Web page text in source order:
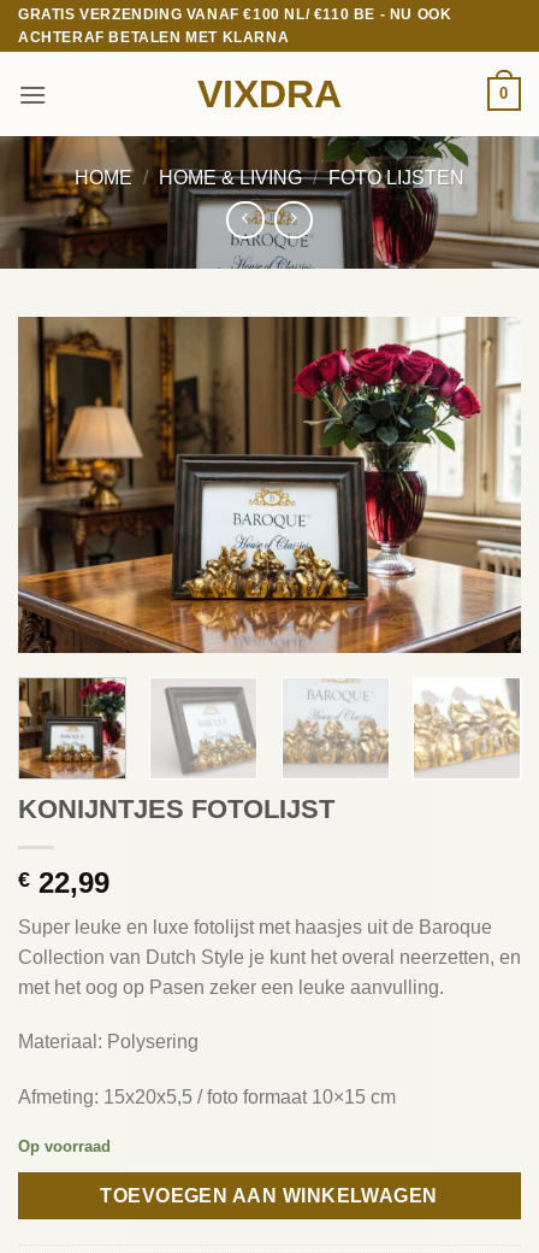
Ga
naar
GRATIS VERZENDING VANAF €100 NL/ €110 BE - NU OOK
ACHTERAF BETALEN MET KLARNA
VIXDRA 0
HOME / HOME & LIVING / FOTO LIJSTEN
KONIJNTJES FOTOLIJST
€ 22,99
Super leuke en luxe fotolijst met haasjes uit de Baroque
Collection van Dutch Style je kunt het overal neerzetten, en
met het oog op Pasen zeker een leuke aanvulling.
Materiaal: Polysering
Afmeting: 15x20x5,5 / foto formaat 10×15 cm
Op voorraad
TOEVOEGEN AAN WINKELWAGEN